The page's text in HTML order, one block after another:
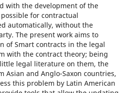
with the development of the
for contractual
automatically, without the
The present work aims to
of Smart contracts in the legal
with the contract theory; being
legal literature on them, the
Asian and Anglo-Saxon countries,
this problem by Latin American